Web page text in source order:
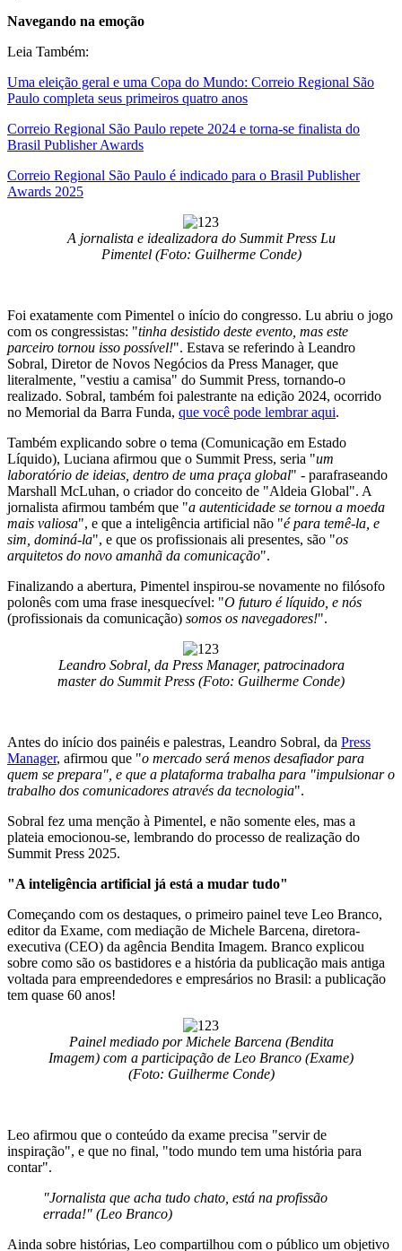
Navegando na emoção
Leia Também:
Uma eleição geral e uma Copa do Mundo: Correio Regional São
Paulo completa seus primeiros quatro anos
Correio Regional São Paulo repete 2024 e torna-se finalista do
Brasil Publisher Awards
Correio Regional São Paulo é indicado para o Brasil Publisher
Awards 2025
A jornalista e idealizadora do Summit Press Lu
Pimentel (Foto: Guilherme Conde)
Foi exatamente com Pimentel o início do congresso. Lu abriu o jogo
com os congressistas: "tinha desistido deste evento, mas este
parceiro tornou isso possível!". Estava se referindo à Leandro
Sobral, Diretor de Novos Negócios da Press Manager, que
literalmente, "vestiu a camisa" do Summit Press, tornando-o
realizado. Sobral, também foi palestrante na edição 2024, ocorrido
no Memorial da Barra Funda, que você pode lembrar aqui.
Também explicando sobre o tema (Comunicação em Estado
Líquido), Luciana afirmou que o Summit Press, seria "um
laboratório de ideias, dentro de uma praça global" - parafraseando
Marshall McLuhan, o criador do conceito de "Aldeia Global". A
jornalista afirmou também que "a autenticidade se tornou a moeda
mais valiosa", e que a inteligência artificial não "é para temê-la, e
sim, dominá-la", e que os profissionais ali presentes, são "os
arquitetos do novo amanhã da comunicação".
Finalizando a abertura, Pimentel inspirou-se novamente no filósofo
polonês com uma frase inesquecível: "O futuro é líquido, e nós
(profissionais da comunicação) somos os navegadores!".
Leandro Sobral, da Press Manager, patrocinadora
master do Summit Press (Foto: Guilherme Conde)
Antes do início dos painéis e palestras, Leandro Sobral, da Press
Manager, afirmou que "o mercado será menos desafiador para
quem se prepara", e que a plataforma trabalha para "impulsionar o
trabalho dos comunicadores através da tecnologia".
Sobral fez uma menção à Pimentel, e não somente eles, mas a
plateia emocionou-se, lembrando do processo de realização do
Summit Press 2025.
"A inteligência artificial já está a mudar tudo"
Começando com os destaques, o primeiro painel teve Leo Branco,
editor da Exame, com mediação de Michele Barcena, diretora-
executiva (CEO) da agência Bendita Imagem. Branco explicou
sobre como são os bastidores e a história da publicação mais antiga
voltada para empreendedores e empresários no Brasil: a publicação
tem quase 60 anos!
Painel mediado por Michele Barcena (Bendita
Imagem) com a participação de Leo Branco (Exame)
(Foto: Guilherme Conde)
Leo afirmou que o conteúdo da exame precisa "servir de
inspiração", e que no final, "todo mundo tem uma história para
contar".
"Jornalista que acha tudo chato, está na profissão
errada!" (Leo Branco)
Ainda sobre histórias, Leo compartilhou com o público um objetivo